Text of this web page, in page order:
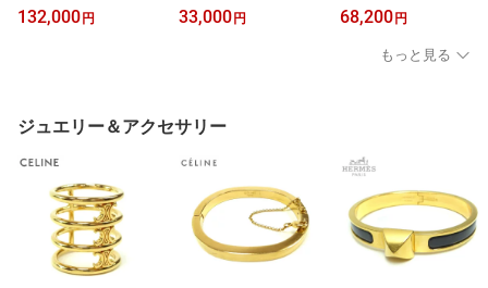
HANEL） キャビアスキ
ン マトラッセ カードケ
132,000 円
HANEL） ココマーク ラ
メ タイツ #M ゴールド×
33,000 円
ェラ （Maison Margiel
a） ロゴチャーム ベルト
サイズ80 SA1TP0018 ブ
ラック×ブラウン【新
68,200 円
もっと見る
ジュエリー＆アクセサリー